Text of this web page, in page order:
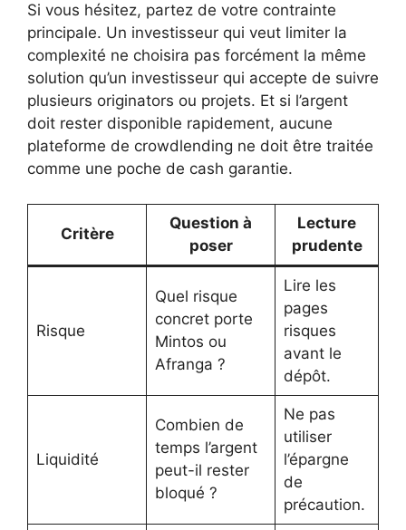
Si vous hésitez, partez de votre contrainte
principale. Un investisseur qui veut limiter la
complexité ne choisira pas forcément la même
solution qu’un investisseur qui accepte de suivre
plusieurs originators ou projets. Et si l’argent
doit rester disponible rapidement, aucune
plateforme de crowdlending ne doit être traitée
comme une poche de cash garantie.
Critère
Question à
poser
Lecture
prudente
Risque
Quel risque
concret porte
Mintos ou
Afranga ?
Lire les
pages
risques
avant le
dépôt.
Liquidité
Combien de
temps l’argent
peut-il rester
bloqué ?
Ne pas
utiliser
l’épargne
de
précaution.